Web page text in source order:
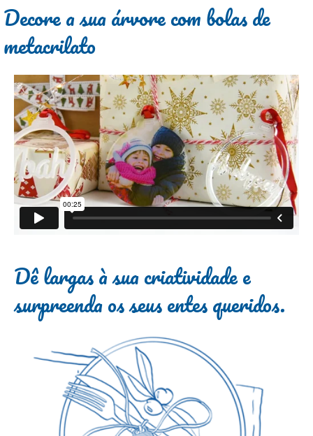
Decore a sua árvore com bolas de
metacrilato
Dê largas à sua criatividade e
surpreenda os seus entes queridos.